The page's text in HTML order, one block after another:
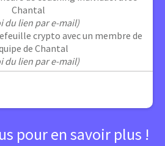
Chantal
du lien par e-mail)
crypto avec un membre de
de Chantal
du lien par e-mail)
pour en savoir plus !